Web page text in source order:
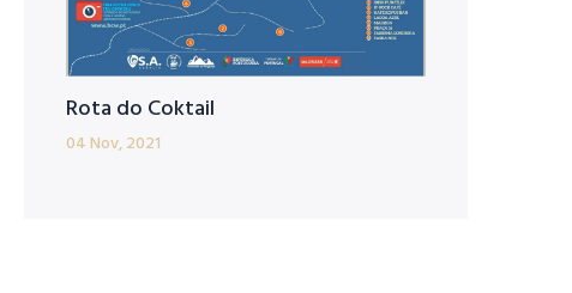
Rota do Coktail
04 Nov, 2021